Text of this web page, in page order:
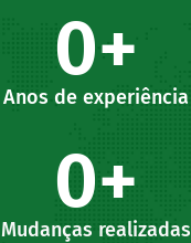
0+
Anos de experiência
0+
Mudanças realizadas